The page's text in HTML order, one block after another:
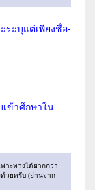
ะบุแต่เพียงชื่อ-
ข้าศึกษาใน
าะทางได้ยากกว่า
วยครับ (อ่านจาก